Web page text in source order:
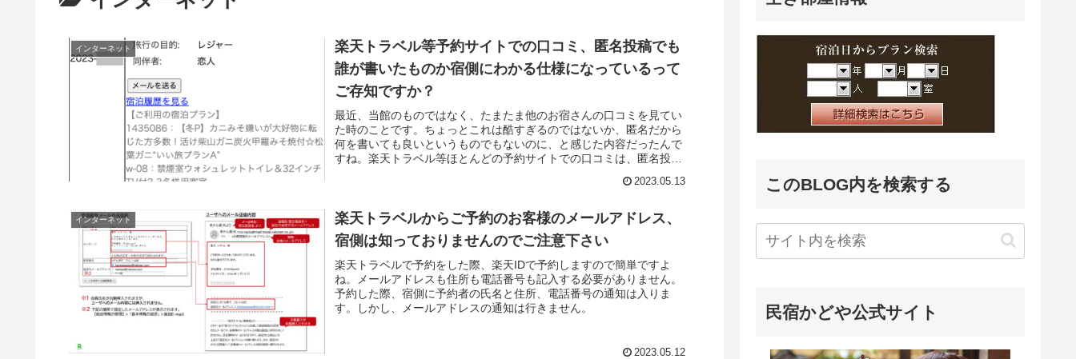
インターネット
楽天トラベル等予約サイトでの口コミ、匿名投稿でも
誰が書いたものか宿側にわかる仕様になっているって
ご存知ですか？
最近、当館のものではなく、たまたま他のお宿さんの口コミを見てい
た時のことです。ちょっとこれは酷すぎるのではないか、匿名だから
何を書いても良いというものでもないのに、と感じた内容だったんで
すね。楽天トラベル等ほとんどの予約サイトでの口コミは、匿名投稿
2023.05.13
インターネット
楽天トラベルからご予約のお客様のメールアドレス、
宿側は知っておりませんのでご注意下さい
楽天トラベルで予約をした際、楽天IDで予約しますので簡単ですよ
ね。メールアドレスも住所も電話番号も記入する必要がありません。
予約した際、宿側に予約者の氏名と住所、電話番号の通知は入りま
す。しかし、メールアドレスの通知は行きません。
2023.05.12
このBLOG内を検索する
民宿かどや公式サイト